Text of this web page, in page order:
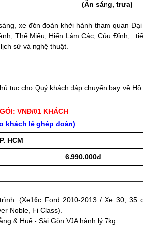
(Ăn sáng, trưa)
xe đón đoàn khởi hành tham quan
Thế Miếu, Hiển Lâm Các, Cửu
sử và nghệ thuật.
tục cho Quý khách đáp chuyến bay về
VNĐ/01 KHÁCH
khách lẻ ghép đoàn)
HCM
6.990.000đ
(Xe16c Ford 2010-2013 / Xe 30, 35
Noble, Hi Class).
& Huế - Sài Gòn VJA hành lý 7kg.